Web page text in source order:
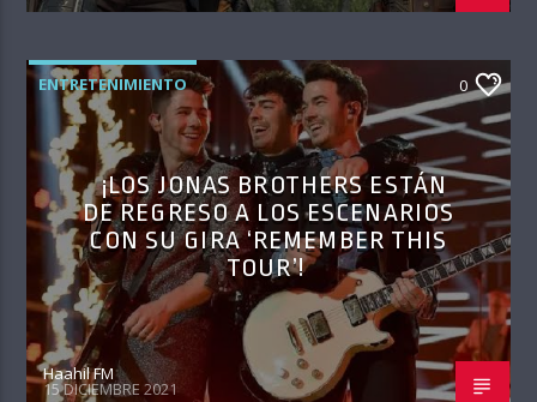
ENTRETENIMIENTO 0
¡LOS JONAS BROTHERS ESTÁN
DE REGRESO A LOS ESCENARIOS
CON SU GIRA ‘REMEMBER THIS
TOUR’!
Haahil FM
15 DICIEMBRE 2021